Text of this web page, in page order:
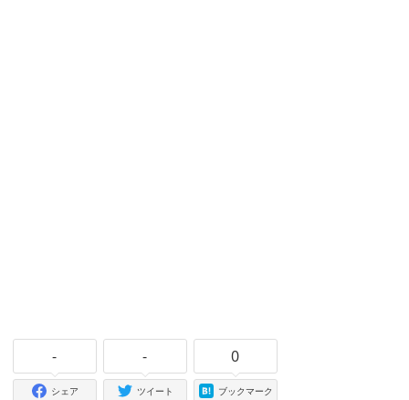
-
シェア
-
ツイート
0
ブックマーク